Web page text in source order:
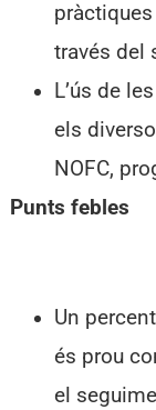
través del
L’ús de
els
NOFC,
Punts febles
Un
és prou
el